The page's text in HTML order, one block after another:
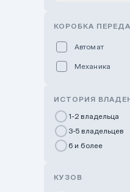
GWM Nurly Zhol
Chery Astana
КОРОБКА
Автомат
Механика
ИСТОРИЯ
1-2 владельца
3-5 владельцев
6 и более
КУЗОВ